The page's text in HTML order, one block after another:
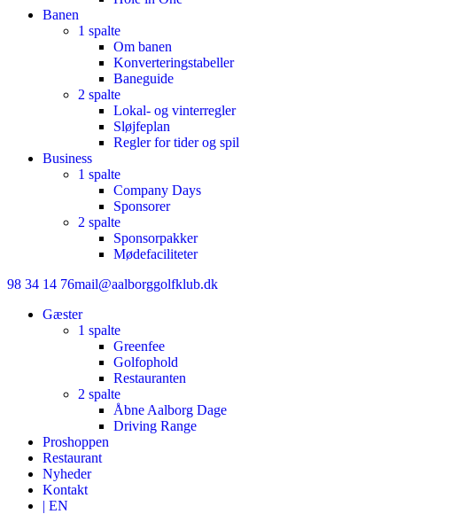
Banen
1 spalte
Om banen
Konverteringstabeller
Baneguide
2 spalte
Lokal- og vinterregler
Sløjfeplan
Regler for tider og spil
Business
1 spalte
Company Days
Sponsorer
2 spalte
Sponsorpakker
Mødefaciliteter
98 34 14 76mail@aalborggolfklub.dk
Gæster
1 spalte
Greenfee
Golfophold
Restauranten
2 spalte
Åbne Aalborg Dage
Driving Range
Proshoppen
Restaurant
Nyheder
Kontakt
| EN